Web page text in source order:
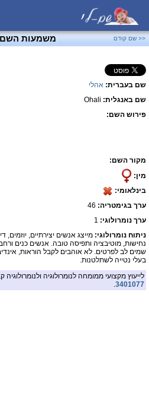
<< שם קודם משמעות השם
שם בעברית: אהלי
שם באנגלית: Ohali
פירוש השם:
מקור השם:
מין:
בינלאומי:
ערך בגימטריה:
ערך נומרולוגי: 1
ניתוח נומרולוגי: מייצג אנשים יצירתיים, יוזמים,
נחישות, מוטיבציה ותפיסה טובה. אנשים כנים
שמים לב לפרטים. לא אוהבים לקבל הוראות,
בעלי נטייה לשתלטנות.
לייעוץ מקצועי ממומחה לנומרולוגיה ולנומרולוגיה
3401077
.